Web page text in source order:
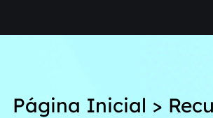
Página Inicial >